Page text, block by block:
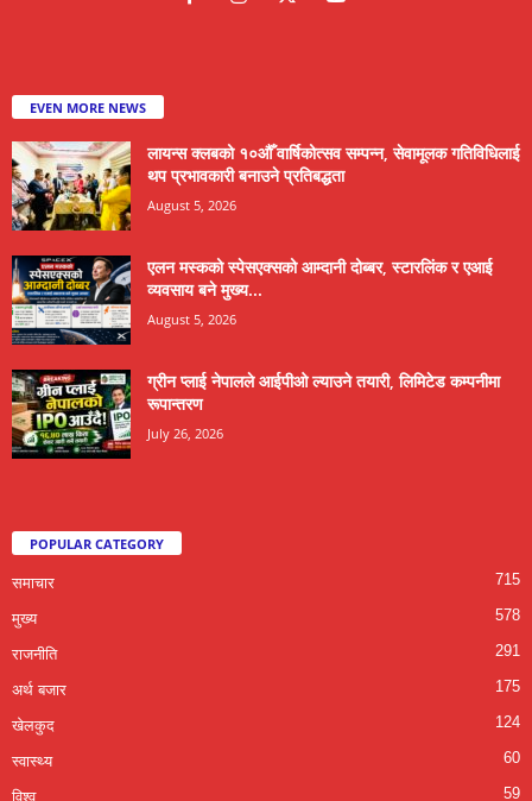
EVEN MORE NEWS
लायन्स क्लबको १०औँ वार्षिकोत्सव सम्पन्न, सेवामूलक गतिविधिलाई
थप प्रभावकारी बनाउने प्रतिबद्धता
August 5, 2026
एलन मस्कको स्पेसएक्सको आम्दानी दोब्बर, स्टारलिंक र एआई
व्यवसाय बने मुख्य...
August 5, 2026
ग्रीन प्लाई नेपालले आईपीओ ल्याउने तयारी, लिमिटेड कम्पनीमा
रूपान्तरण
July 26, 2026
POPULAR CATEGORY
समाचार 715
मुख्य 578
राजनीति 291
अर्थ बजार 175
खेलकुद 124
स्वास्थ्य 60
विश्व 59